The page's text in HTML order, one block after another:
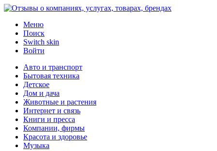
Меню
Поиск
Switch skin
Войти
Авто и транспорт
Бытовая техника
Детское
Дом и дача
Животные и растения
Интернет и связь
Книги и пресса
Компании, фирмы
Красота и здоровье
Музыка